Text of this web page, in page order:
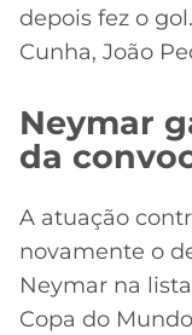
depois fez o
Cunha, João
Neymar
da
A atuação
novamente o
Neymar na
Copa do